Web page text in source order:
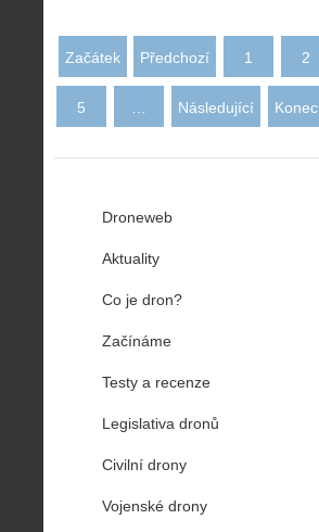
Začátek Předchozí 1 2
5 Následující Konec
Droneweb
Aktuality
Co je dron?
Začínáme
Testy a recenze
Legislativa dronů
Civilní drony
Vojenské drony